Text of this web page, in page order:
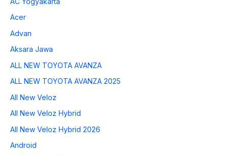
Acer
Advan
Aksara Jawa
ALL NEW TOYOTA AVANZA
ALL NEW TOYOTA AVANZA 2025
All New Veloz
All New Veloz Hybrid
All New Veloz Hybrid 2026
Android